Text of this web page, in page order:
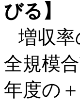
びる】
増収率
全規模
年度の